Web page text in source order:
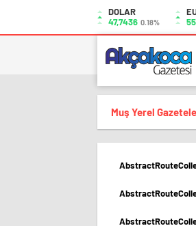
DOLAR
47,7436 0.18%
Muş Yerel